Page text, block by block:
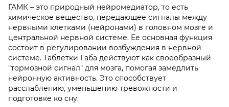
ГАМК – это природный нейромедиатор, то есть
химическое вещество, передающее сигналы между
нервными клетками (нейронами) в головном мозге и
центральной нервной системе. Ее основная функция
состоит в регулировании возбуждения в нервной
системе. Таблетки Габа действуют как своеобразный
"тормозной сигнал" для мозга, помогая замедлить
нейронную активность. Это способствует
расслаблению, уменьшению тревожности и
подготовке ко сну.